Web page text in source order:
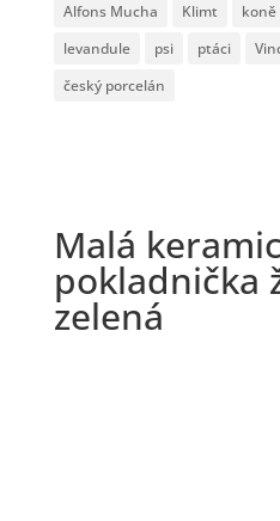
Alfons Mucha Klimt koně
levandule
psi ptáci
český porcelán
Malá
pokladnička
zelená